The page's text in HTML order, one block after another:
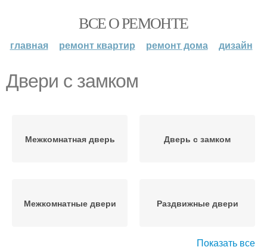
ВСЕ О РЕМОНТЕ
главная ремонт квартир ремонт дома дизайн
Двери с замком
Межкомнатная дверь Дверь с замком
Межкомнатные двери Раздвижные двери
Показать все